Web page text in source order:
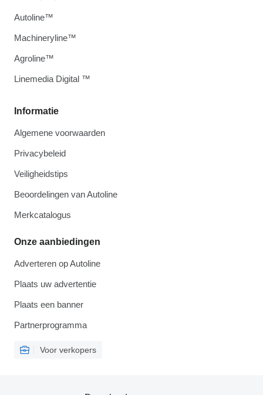
Informatie
Algemene voorwaarden
Privacybeleid
Veiligheidstips
Beoordelingen van Autoline
Merkcatalogus
Onze aanbiedingen
Adverteren op Autoline
Plaats uw advertentie
Plaats een banner
Partnerprogramma
Voor verkopers
Autoline™
Machineryline™
Agroline™
Linemedia Digital ™